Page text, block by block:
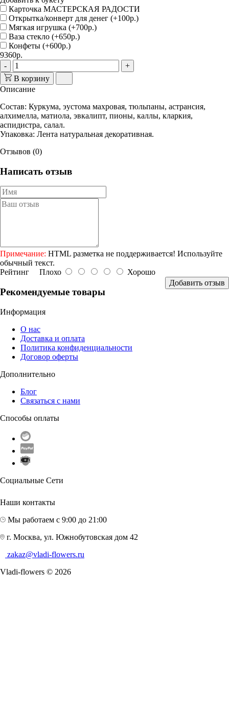
Карточка МАСТЕРСКАЯ РАДОСТИ
Открытка/конверт для денег (+100р.)
Мягкая игрушка (+700р.)
Ваза стекло (+650р.)
Конфеты (+600р.)
9360р.
-
+
В корзину
Описание
Состав: Куркума, эустома махровая, тюльпаны, астрансия,
алхимелла, матиола, эвкалипт, пионы, каллы, кларкия,
аспидистра, салал.
Упаковка: Лента натуральная декоративная.
Отзывов (0)
Написать отзыв
Примечание: HTML разметка не поддерживается! Используйте
обычный текст.
Рейтинг Плохо
Хорошо
Добавить отзыв
Рекомендуемые товары
Информация
О нас
Доставка и оплата
Политика конфиденциальности
Договор оферты
Дополнительно
Блог
Связаться с нами
Способы оплаты
Социальные Сети
Наши контакты
Мы работаем с 9:00 до 21:00
г. Москва, ул. Южнобутовская дом 42
zakaz@vladi-flowers.ru
Vladi-flowers © 2026